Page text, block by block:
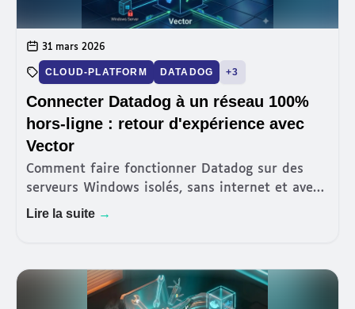
31 mars 2026
CLOUD-PLATFORM DATADOG +3
Connecter Datadog à un réseau 100%
hors-ligne : retour d'expérience avec
Vector
Comment faire fonctionner Datadog sur des
serveurs Windows isolés, sans internet et avec
une anonymisation stricte des données ?
Lire la suite →